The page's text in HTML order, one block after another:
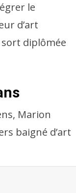
le
d’art
diplômée
Marion
baigné d’art